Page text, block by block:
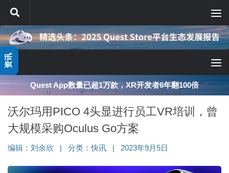
跳至内容
Quest App数量已超1万款，XR开发者6年翻100倍
沃尔玛用PICO 4头显进行员工VR培训，曾
大规模采购Oculus Go方案
编辑： 刘余欣 分类：快讯 2023年9月5日
资讯